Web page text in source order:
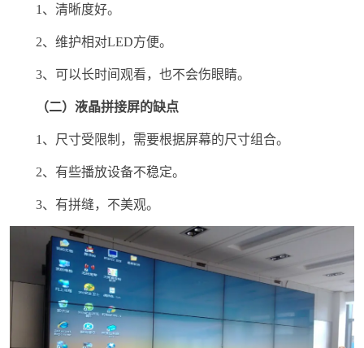
1、清晰度好。
2、维护相对LED方便。
3、可以长时间观看，也不会伤眼睛。
（二）液晶拼接屏的缺点
1、尺寸受限制，需要根据屏幕的尺寸组合。
2、有些播放设备不稳定。
3、有拼缝，不美观。